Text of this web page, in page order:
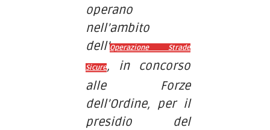
operano
nell’ambito
dell’Operazione Strade
Sicure, in concorso
alle Forze
dell’Ordine, per il
presidio del